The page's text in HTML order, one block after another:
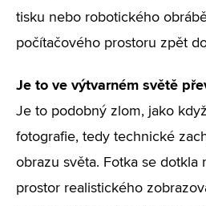
tisku nebo robotického
počítačového prostoru zpět
Je to ve výtvarném světě
Je to podobný zlom, jako
fotografie, tedy technické
obrazu světa. Fotka se dotkla
prostor realistického